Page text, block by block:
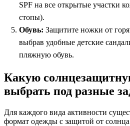
SPF на все открытые участки
стопы).
Обувь: Защитите ножки от
выбрав удобные детские
пляжную обувь.
Какую
выбрать под разные
Для каждого вида активности
формат одежды с защитой от